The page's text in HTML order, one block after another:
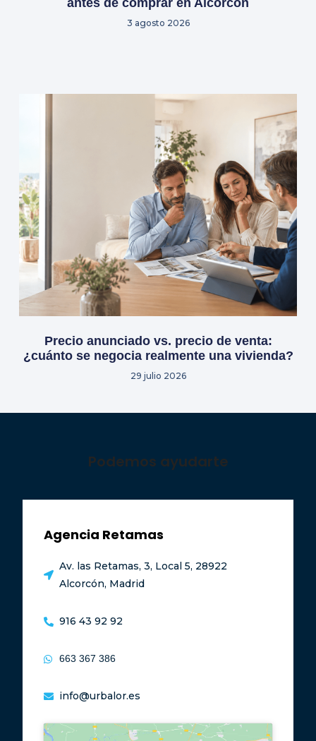
3 agosto 2026
Precio anunciado vs. precio de venta:
¿cuánto se negocia realmente una vivienda?
29 julio 2026
Podemos ayudarte
Agencia Retamas
Av. las Retamas, 3, Local 5, 28922
Alcorcón, Madrid
916 43 92 92
663 367 386
info@urbalor.es